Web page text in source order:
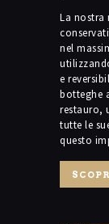
La nostra
nel
e
botteghe
restauro,
tutte le
questo